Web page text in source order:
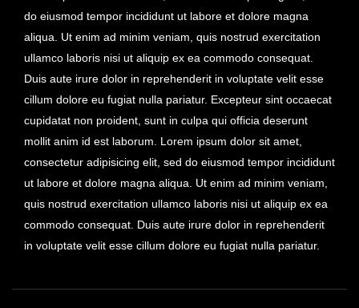
do eiusmod tempor incididunt ut labore et dolore magna
aliqua. Ut enim ad minim veniam, quis nostrud exercitation
ullamco laboris nisi ut aliquip ex ea commodo consequat.
Duis aute irure dolor in reprehenderit in voluptate velit esse
cillum dolore eu fugiat nulla pariatur. Excepteur sint occaecat
cupidatat non proident, sunt in culpa qui officia deserunt
mollit anim id est laborum. Lorem ipsum dolor sit amet,
consectetur adipisicing elit, sed do eiusmod tempor incididunt
ut labore et dolore magna aliqua. Ut enim ad minim veniam,
quis nostrud exercitation ullamco laboris nisi ut aliquip ex ea
commodo consequat. Duis aute irure dolor in reprehenderit
in voluptate velit esse cillum dolore eu fugiat nulla pariatur.